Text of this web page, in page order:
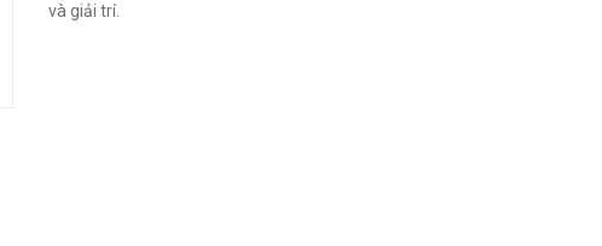
và giải trí.